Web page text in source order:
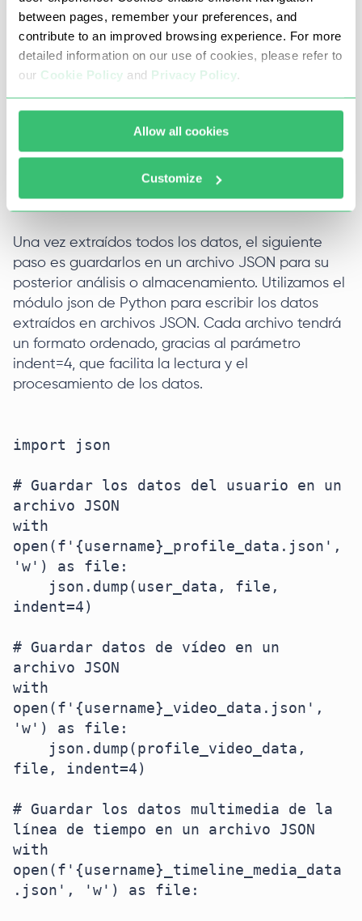
between pages, remember your preferences, and
contribute to an improved browsing experience. For more
detailed information on our use of cookies, please refer to
our Cookie Policy and Privacy Policy.
Allow all cookies
Customize
        'like count':
element.node.edge_liked_by.count,
    }
profile_timeline_media_data.append(me
Paso 5. Guardar los datos en archivos
JSON
Una vez extraídos todos los datos, el siguiente
paso es guardarlos en un archivo JSON para su
posterior análisis o almacenamiento. Utilizamos el
módulo json de Python para escribir los datos
extraídos en archivos JSON. Cada archivo tendrá
un formato ordenado, gracias al parámetro
indent=4, que facilita la lectura y el
procesamiento de los datos.
import json
# Guardar los datos del usuario en un
archivo JSON
with
open(f'{username}_profile_data.json',
'w') as file:
indent=4)
# Guardar datos de vídeo en un
archivo JSON
with
open(f'{username}_video_data.json',
'w') as file:
file, indent=4)
# Guardar los datos multimedia de la
línea de tiempo en un archivo JSON
with
open(f'{username}_timeline_media_data
.json', 'w') as file: